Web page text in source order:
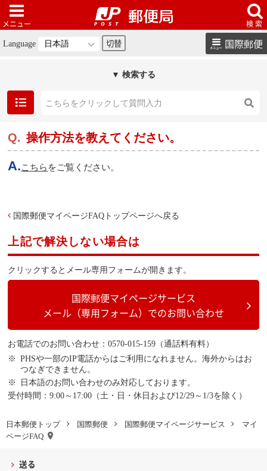
Language 国際郵便
▼ 検索する
日本郵便トップ 国際郵便 国際郵便マイページサービス
マイ
ページFAQ
操作方法を教えてください。
こちら をご覧ください。
国際郵便マイページFAQトップページへ戻る
上記で解決しない場合は
クリックするとメール専用フォームが開きます。
国際郵便マイページサービス
メール（専用フォーム）でのお問い合わせ
お電話でのお問い合わせ：0570-015-159（通話料有料）
PHSや一部のIP電話からはご利用になれません。海外からはお
つなぎできません。
日本語のお問い合わせのみ対応しております。
受付時間：9:00～17:00（土・日・休日および12/29～1/3を除く）
送る